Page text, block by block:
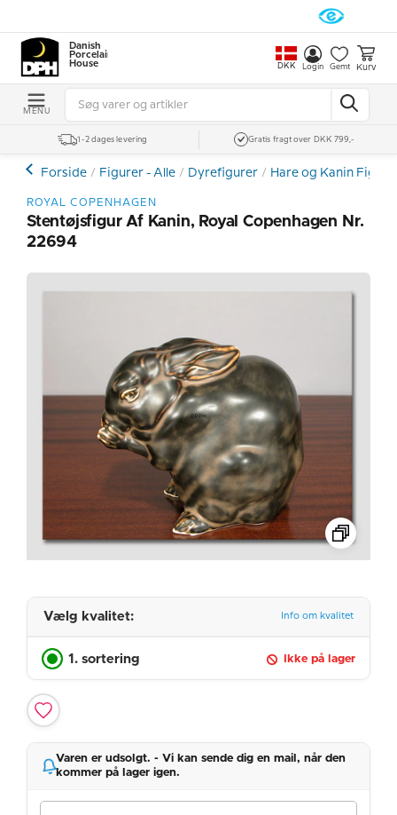
Danish
Porcelain
House
DKK Login Gemt Kurv
MENU
1-2 dages levering Gratis fragt over DKK 799,-
Forside Figurer - Alle Dyrefigurer Hare og Kanin
ROYAL COPENHAGEN
Stentøjsfigur Af Kanin, Royal Copenhagen Nr.
22694
Vælg kvalitet: Info om kvalitet
1. sortering Ikke på lager
Varen er udsolgt. - Vi kan sende dig en mail, når den
kommer på lager igen.